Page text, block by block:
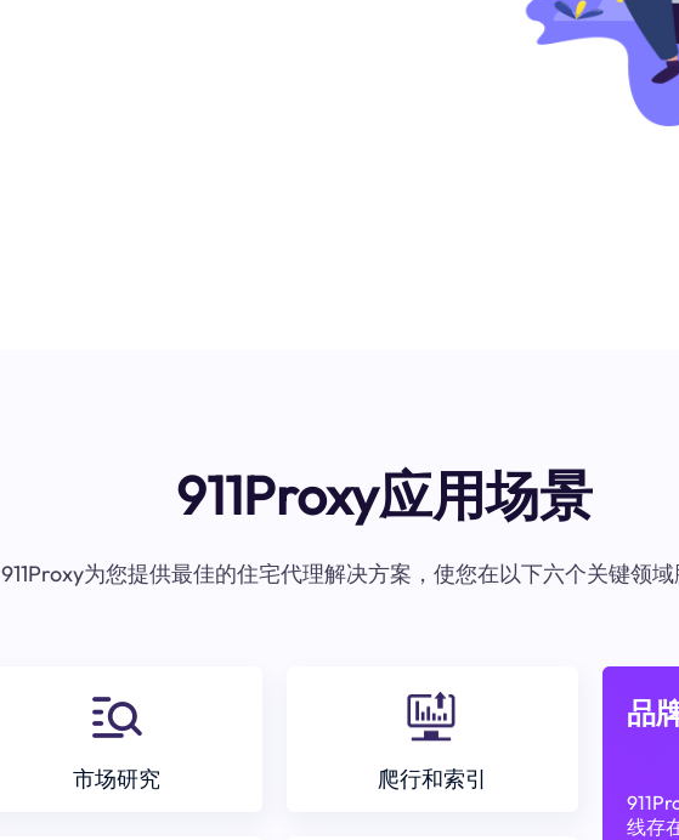
911Proxy应用场景
911Proxy为您提供最佳的住宅代理解决方案，使您在以下六个关键领
市场研究 爬行和索引
品
线存